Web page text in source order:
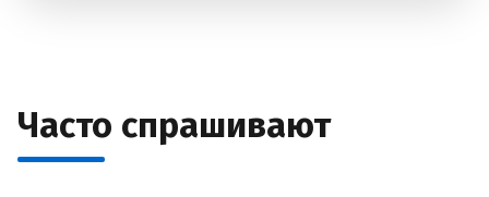
Часто спрашивают